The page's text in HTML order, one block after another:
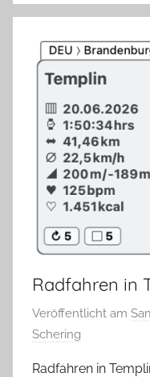
Radfahren in
Veröffentlicht am
Schering
Radfahren in